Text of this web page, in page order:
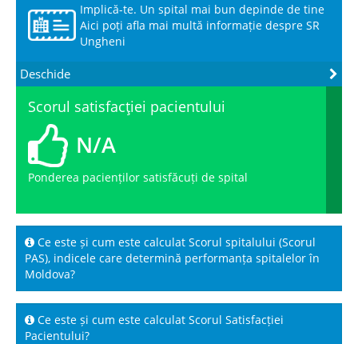
Implică-te. Un spital mai bun depinde de tine
Aici poți afla mai multă informație despre SR
Ungheni
Deschide
Scorul satisfacţiei pacientului
N/A
Ponderea pacienților satisfăcuți de spital
Ce este și cum este calculat Scorul spitalului (Scorul
PAS), indicele care determină performanța spitalelor în
Moldova?
Ce este și cum este calculat Scorul Satisfacției
Pacientului?